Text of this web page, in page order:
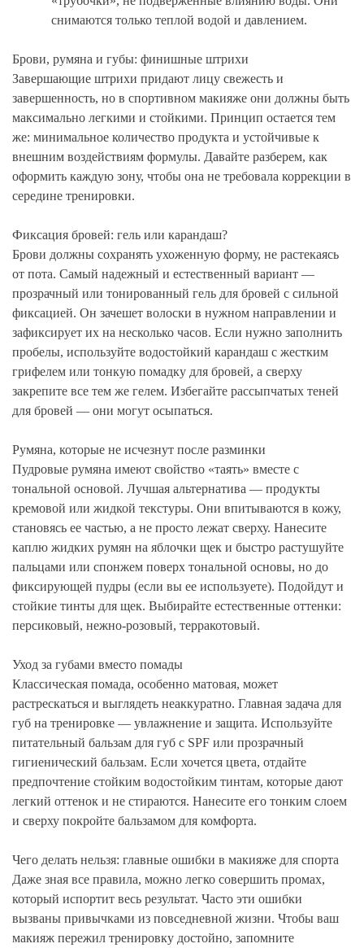
снимаются только теплой водой и давлением.
Брови, румяна и губы: финишные штрихи
Завершающие штрихи придают лицу свежесть и
завершенность, но в спортивном макияже они должны быть
максимально легкими и стойкими. Принцип остается тем
же: минимальное количество продукта и устойчивые к
внешним воздействиям формулы. Давайте разберем, как
оформить каждую зону, чтобы она не требовала коррекции в
середине тренировки.
Фиксация бровей: гель или карандаш?
Брови должны сохранять ухоженную форму, не растекаясь
от пота. Самый надежный и естественный вариант —
прозрачный или тонированный гель для бровей с сильной
фиксацией. Он зачешет волоски в нужном направлении и
зафиксирует их на несколько часов. Если нужно заполнить
пробелы, используйте водостойкий карандаш с жестким
грифелем или тонкую помадку для бровей, а сверху
закрепите все тем же гелем. Избегайте рассыпчатых теней
для бровей — они могут осыпаться.
Румяна, которые не исчезнут после разминки
Пудровые румяна имеют свойство «таять» вместе с
тональной основой. Лучшая альтернатива — продукты
кремовой или жидкой текстуры. Они впитываются в кожу,
становясь ее частью, а не просто лежат сверху. Нанесите
каплю жидких румян на яблочки щек и быстро растушуйте
пальцами или спонжем поверх тональной основы, но до
фиксирующей пудры (если вы ее используете). Подойдут и
стойкие тинты для щек. Выбирайте естественные оттенки:
персиковый, нежно-розовый, терракотовый.
Уход за губами вместо помады
Классическая помада, особенно матовая, может
растрескаться и выглядеть неаккуратно. Главная задача для
губ на тренировке — увлажнение и защита. Используйте
питательный бальзам для губ с SPF или прозрачный
гигиенический бальзам. Если хочется цвета, отдайте
предпочтение стойким водостойким тинтам, которые дают
легкий оттенок и не стираются. Нанесите его тонким слоем
и сверху покройте бальзамом для комфорта.
Чего делать нельзя: главные ошибки в макияже для спорта
Даже зная все правила, можно легко совершить промах,
который испортит весь результат. Часто эти ошибки
вызваны привычками из повседневной жизни. Чтобы ваш
макияж пережил тренировку достойно, запомните